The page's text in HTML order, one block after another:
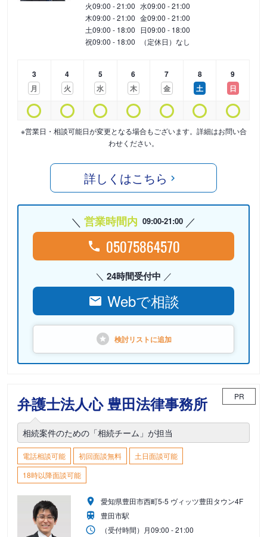
火09:00 - 21:00 水09:00 - 21:00
木09:00 - 21:00 金09:00 - 21:00
土09:00 - 18:00 日09:00 - 18:00
祝09:00 - 18:00 （定休日）なし
3
月
4
火
5
水
6
木
7
金
8
土
9
日
※営業日・相談可能日が変更となる場合もございます。詳細はお問い合
わせください。
詳しくはこちら
営業時間内 09:00-21:00
05075864570
24時間受付中
Webで相談
検討リストに追加
弁護士法人心 豊田法律事務所 PR
相続案件のための「相続チーム」が担当
電話相談可能 初回面談無料
土日面談可能
18時以降面談可能
愛知県豊田市西町5-5 ヴィッツ豊田タウン4F
豊田市駅
（受付時間） 月09:00 - 21:00